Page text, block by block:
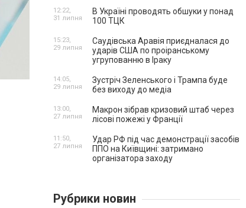
В Україні проводять обшуки у понад
100 ТЦК
12:22,
31 липня
Саудівська Аравія приєдналася до
ударів США по проіранському
угрупованню в Іраку
15:23,
29 липня
Зустріч Зеленського і Трампа буде
без виходу до медіа
14:05,
29 липня
Макрон зібрав кризовий штаб через
лісові пожежі у Франції
13:00,
27 липня
Удар РФ під час демонстрації засобів
ППО на Київщині: затримано
організатора заходу
11:50,
27 липня
Рубрики новин